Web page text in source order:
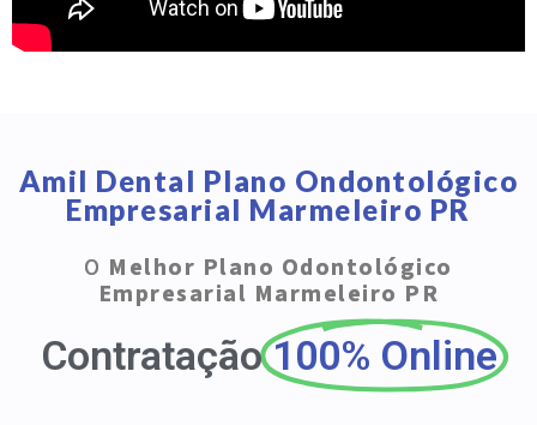
Amil Dental Plano Ondontológico
Empresarial Marmeleiro PR
O Melhor Plano Odontológico
Empresarial Marmeleiro PR
Contratação 100% Online